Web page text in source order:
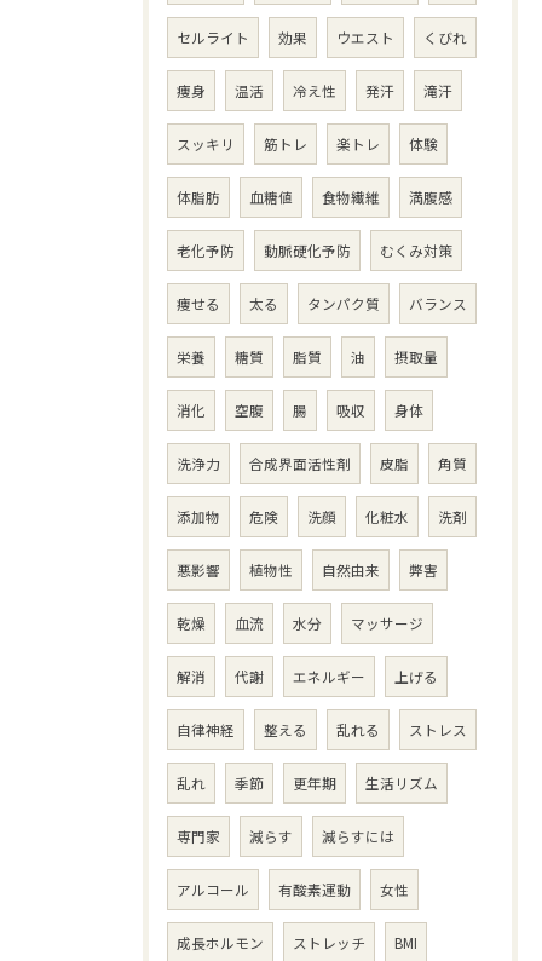
セルライト 効果 ウエスト くびれ
痩身 温活 冷え性 発汗 滝汗
スッキリ 筋トレ 楽トレ 体験
体脂肪 血糖値 食物繊維 満腹感
老化予防 動脈硬化予防 むくみ対策
痩せる 太る タンパク質 バランス
栄養 糖質 脂質 油 摂取量
消化 空腹 腸 吸収 身体
洗浄力 合成界面活性剤 皮脂 角質
添加物 危険 洗顔 化粧水 洗剤
悪影響 植物性 自然由来 弊害
乾燥 血流 水分 マッサージ
解消 代謝 エネルギー 上げる
自律神経 整える 乱れる ストレス
乱れ 季節 更年期 生活リズム
専門家 減らす 減らすには
アルコール 有酸素運動 女性
成長ホルモン ストレッチ BMI